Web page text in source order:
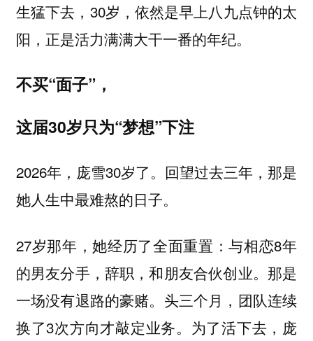
生猛下去，30岁，依然是早上八九点钟的太
阳，正是活力满满大干一番的年纪。
不买“面子”，
这届30岁只为“梦想”下注
2026年，庞雪30岁了。回望过去三年，那是
她人生中最难熬的日子。
27岁那年，她经历了全面重置：与相恋8年
的男友分手，辞职，和朋友合伙创业。那是
一场没有退路的豪赌。头三个月，团队连续
换了3次方向才敲定业务。为了活下去，庞